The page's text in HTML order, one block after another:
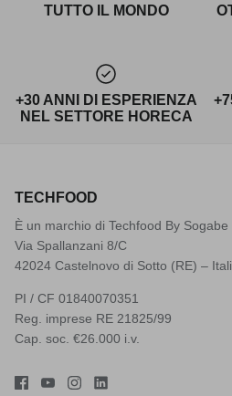
TUTTO IL MONDO
+30 ANNI DI ESPERIENZA
NEL SETTORE HORECA
TECHFOOD
È un marchio di Techfood By Sogabe
Via Spallanzani 8/C
42024 Castelnovo di Sotto (RE) –
PI / CF 01840070351
Reg. imprese RE 21825/99
Cap. soc. €26.000 i.v.